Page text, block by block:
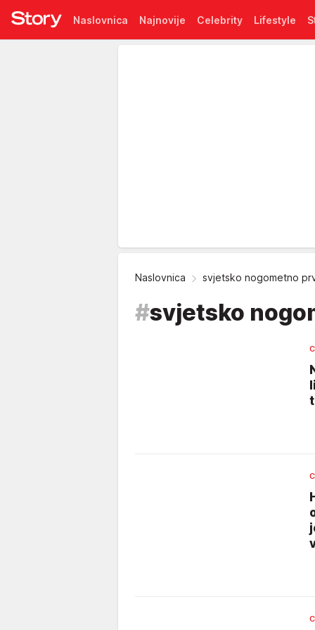
Naslovnica Najnovije Celebrity Lifestyle
Naslovnica svjetsko nogometno
#svjetsko